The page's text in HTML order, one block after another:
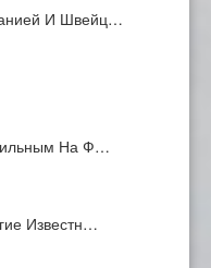
И Швейц…
На Ф…
Известн…